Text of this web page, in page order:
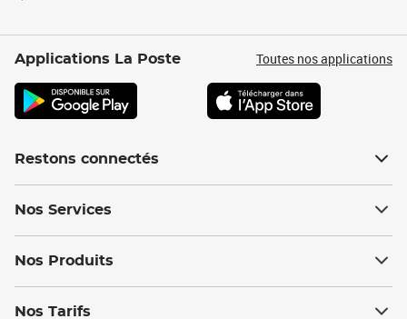
Applications La Poste Toutes nos applications
Restons connectés
Nos Services
Nos Produits
Nos Tarifs